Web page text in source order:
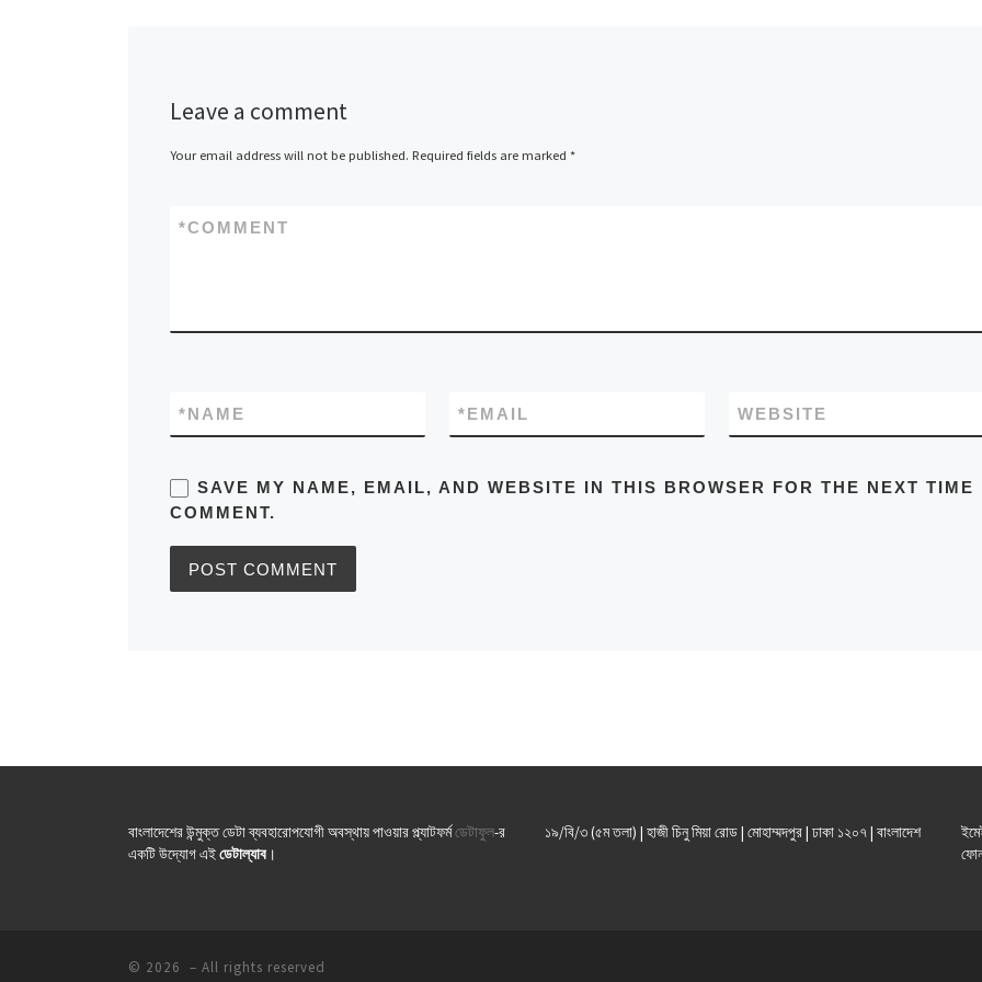
Leave a comment
Your email address will not be published. Required fields are marked *
COMMENT
*
NAME
* EMAIL
* WEBSITE
SAVE MY NAME, EMAIL, AND WEBSITE IN THIS BROWSER FOR THE NEXT TIME
COMMENT.
বাংলাদেশের উন্মুক্ত ডেটা ব্যবহারোপযোগী অবস্থায় পাওয়ার প্ল্যাটফর্মডেটাফুল-র
একটি উদ্যোগ এইডেটাল্যাব ।
১৯/বি/৩ (৫ম তলা) | হাজী চিনু মিয়া রোড | মোহাম্মদপুর | ঢাকা ১২০৭ | বাংলাদেশ
© 2026 – All rights reserved